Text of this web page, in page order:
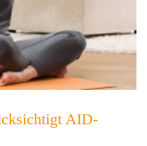
AID-